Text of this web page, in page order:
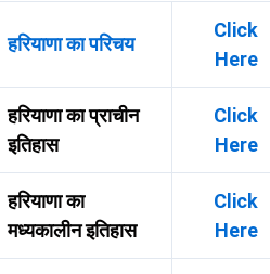
हरियाणा का परिचय
Click
Here
हरियाणा का प्राचीन
इतिहास
Click
Here
हरियाणा का
मध्यकालीन इतिहास
Click
Here